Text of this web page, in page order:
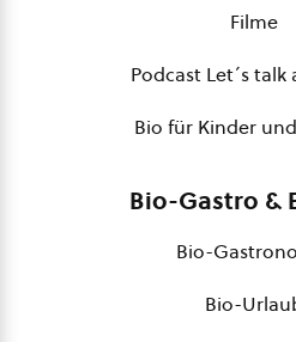
Filme
Podcast Let´s
Bio für Kinder
Bio-Gastro &
Bio-
Bio-